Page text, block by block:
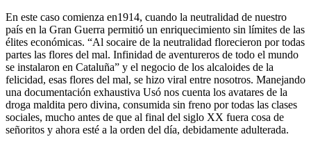
En este caso comienza en1914, cuando la neutralidad de nuestro
país en la Gran Guerra permitió un enriquecimiento sin límites de las
élites económicas. “Al socaire de la neutralidad florecieron por todas
partes las flores del mal. Infinidad de aventureros de todo el mundo
se instalaron en Cataluña” y el negocio de los alcaloides de la
felicidad, esas flores del mal, se hizo viral entre nosotros. Manejando
una documentación exhaustiva Usó nos cuenta los avatares de la
droga maldita pero divina, consumida sin freno por todas las clases
sociales, mucho antes de que al final del siglo XX fuera cosa de
señoritos y ahora esté a la orden del día, debidamente adulterada.